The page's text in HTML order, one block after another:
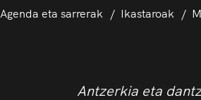
Agenda eta sarrerak Ikastaroak
Antzerkia eta